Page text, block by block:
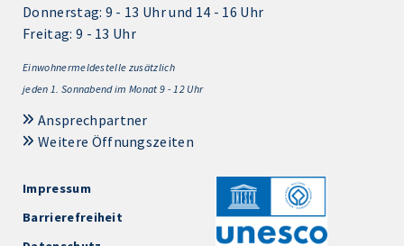
Donnerstag: 9 - 13 Uhr und 14 - 16 Uhr
Freitag: 9 - 13 Uhr
Einwohnermeldestelle zusätzlich
jeden 1. Sonnabend im Monat 9 - 12 Uhr
Ansprechpartner
Weitere Öffnungszeiten
Impressum
Barrierefreiheit